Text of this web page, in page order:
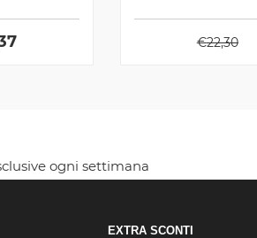
€22,30
ogni settimana
EXTRA SCONTI